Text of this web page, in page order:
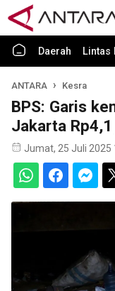
Daerah Lintas
ANTARA Kesra
BPS: Garis
Jakarta
Jumat, 25 Juli 2025